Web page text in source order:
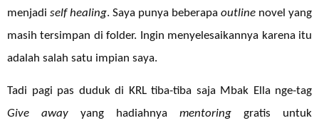
menjadi self healing. Saya punya beberapa outline novel yang
masih tersimpan di folder. Ingin menyelesaikannya karena itu
adalah salah satu impian saya.
Tadi pagi pas duduk di KRL tiba-tiba saja Mbak Ella nge-tag
Give away yang hadiahnya mentoring gratis untuk